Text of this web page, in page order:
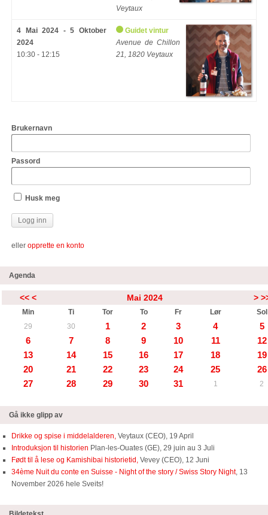
Veytaux
4 Mai 2024 - 5 Oktober
2024
10:30 - 12:15
Guidet vintur
Avenue de Chillon
21, 1820 Veytaux
Brukernavn
Passord
Husk meg
eller opprette en konto
Agenda
<< < Mai 2024 >
Min Ti Tor To Fr Lør
Sol
29
30 1 2 3 4
5
6
7 8 9 10 11
12
13
14 15 16 17 18
19
20
21 22 23 24 25
26
27
28 29 30 31 1 2
Gå ikke glipp av
Drikke og spise i middelalderen, Veytaux (CEO), 19 April
Introduksjon til historien Plan-les-Ouates (GE), 29 juin au 3 Juli
Født til å lese og Kamishibai historietid, Vevey (CEO), 12 Juni
34ème Nuit du conte en Suisse - Night of the story / Swiss Story Night, 13
November 2026 hele Sveits!